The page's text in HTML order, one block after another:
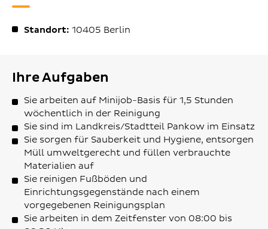
Standort: 10405 Berlin
Ihre Aufgaben
Sie arbeiten auf Minijob-Basis für 1,5 Stunden
wöchentlich in der Reinigung
Sie sind im Landkreis/Stadtteil Pankow im Einsatz
Sie sorgen für Sauberkeit und Hygiene, entsorgen
Müll umweltgerecht und füllen verbrauchte
Materialien auf
Sie reinigen Fußböden und
Einrichtungsgegenstände nach einem
vorgegebenen Reinigungsplan
Sie arbeiten in dem Zeitfenster von 08:00 bis